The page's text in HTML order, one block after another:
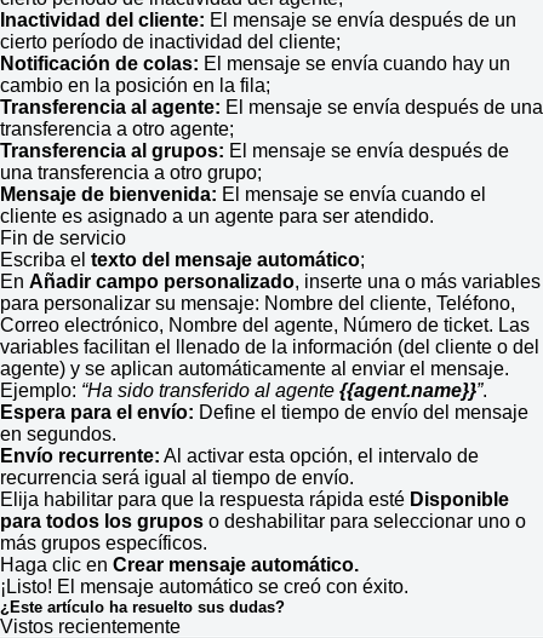
Inactividad del cliente: El mensaje se envía después de un
cierto período de inactividad del cliente;
Notificación de colas: El mensaje se envía cuando hay un
cambio en la posición en la fila;
Transferencia al agente: El mensaje se envía después de una
transferencia a otro agente;
Transferencia al grupos: El mensaje se envía después de
una transferencia a otro grupo;
Mensaje de bienvenida: El mensaje se envía cuando el
cliente es asignado a un agente para ser atendido.
Fin de servicio
Escriba el texto del mensaje automático;
En Añadir campo personalizado, inserte una o más variables
para personalizar su mensaje: Nombre del cliente, Teléfono,
Correo electrónico, Nombre del agente, Número de ticket. Las
variables facilitan el llenado de la información (del cliente o del
agente) y se aplican automáticamente al enviar el mensaje.
Ejemplo: “Ha sido transferido al agente {{agent.name}}”.
Espera para el envío: Define el tiempo de envío del mensaje
en segundos.
Envío recurrente: Al activar esta opción, el intervalo de
recurrencia será igual al tiempo de envío.
Elija habilitar para que la respuesta rápida esté Disponible
para todos los grupos o deshabilitar para seleccionar uno o
más grupos específicos.
Haga clic en Crear mensaje automático.
¡Listo! El mensaje automático se creó con éxito.
¿Este artículo ha resuelto sus dudas?
Vistos recientemente